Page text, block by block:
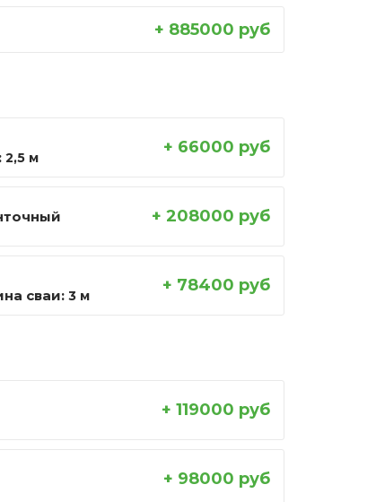
+ 885000 руб
2,5 м
+ 66000 руб
+ 208000 руб
сваи: 3 м
+ 78400 руб
+ 119000 руб
+ 98000 руб